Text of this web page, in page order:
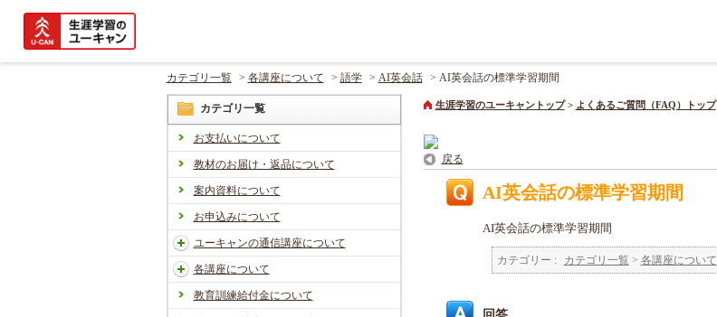
カテゴリ一覧 > 各講座について > 語学 > AI英会話 > AI英会話の標準学習期間
カテゴリ一覧
お支払いについて
教材のお届け・返品について
案内資料について
お申込みについて
ユーキャンの通信講座について
各講座について
教育訓練給付金について
生涯学習のユーキャントップ > よくあるご質問（FAQ）トップ
戻る
AI英会話の標準学習期間
AI英会話の標準学習期間
カテゴリー : カテゴリ一覧 > 各講座について